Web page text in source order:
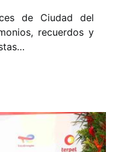
de Ciudad del
recuerdos y